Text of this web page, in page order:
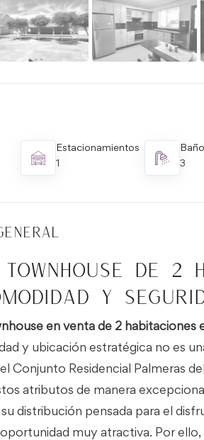
Estacionamientos
1
3
de 2
y
en venta de 2 habitaciones
y ubicación estratégica no es
Conjunto Residencial Palmeras
atributos de manera
distribución pensada para el
muy atractiva. Por ello,